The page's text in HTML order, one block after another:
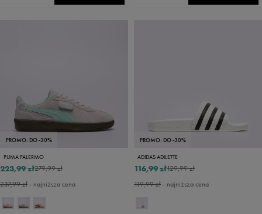
PROMO: DO -30%
PUMA PALERMO
279,99 zł
223,99 zł
237,99 zł- najniższa cena
PROMO: DO -30%
ADIDAS ADILETTE
129,99 zł
116,99 zł
119,99 zł- najniższa cena